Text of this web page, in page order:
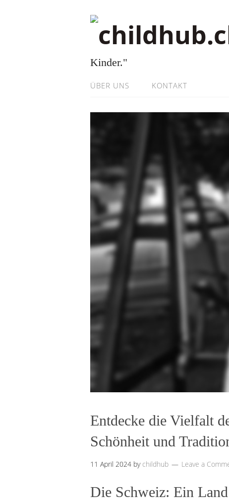
Kinder."
ÜBER UNS KONTAKT
Entdecke die Vielfalt
Schönheit und
11 April 2024 by childhub Leave a
Die Schweiz: Ein